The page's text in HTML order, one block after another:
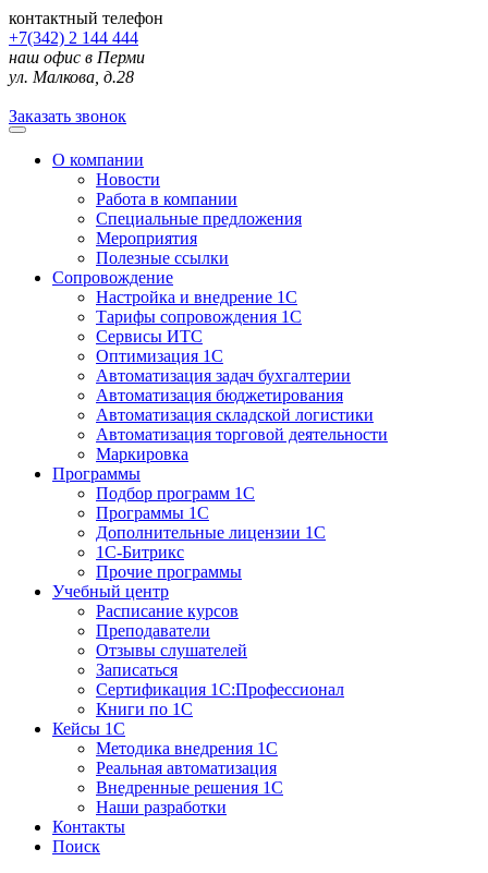
контактный телефон
+7(342) 2 144 444
наш офис в Перми
ул. Малкова, д.28
Заказать звонок
О компании
Новости
Работа в компании
Специальные предложения
Мероприятия
Полезные ссылки
Сопровождение
Настройка и внедрение 1С
Тарифы сопровождения 1С
Сервисы ИТС
Оптимизация 1С
Автоматизация задач бухгалтерии
Автоматизация бюджетирования
Автоматизация складской логистики
Автоматизация торговой деятельности
Маркировка
Программы
Подбор программ 1С
Программы 1С
Дополнительные лицензии 1С
1С-Битрикс
Прочие программы
Учебный центр
Расписание курсов
Преподаватели
Отзывы слушателей
Записаться
Сертификация 1С:Профессионал
Книги по 1С
Кейсы 1С
Методика внедрения 1С
Реальная автоматизация
Внедренные решения 1С
Наши разработки
Контакты
Поиск